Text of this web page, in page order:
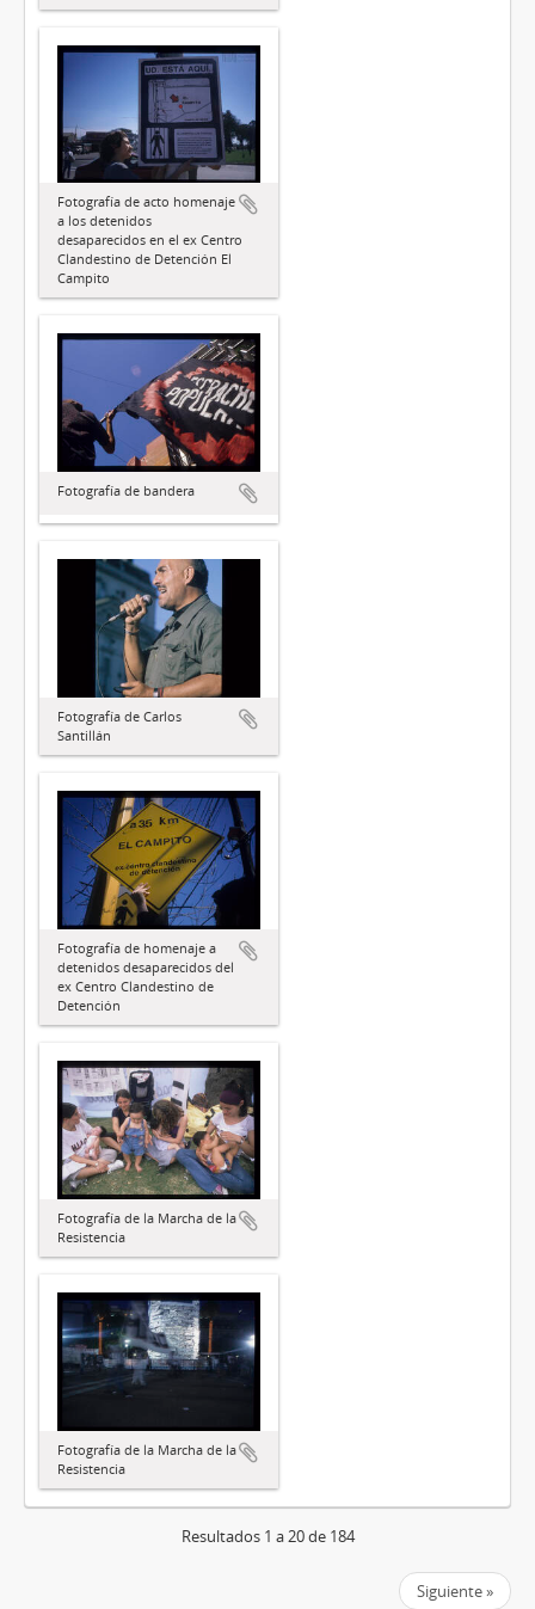
Fotografía de acto homenaje
a los detenidos
desaparecidos en el ex Centro
Clandestino de Detención El
Campito
Fotografía de bandera
Fotografía de Carlos
Santillán
Fotografía de homenaje a
detenidos desaparecidos del
ex Centro Clandestino de
Detención
Fotografía de la Marcha de la
Resistencia
Fotografía de la Marcha de la
Resistencia
Resultados 1 a 20 de 184
Siguiente »